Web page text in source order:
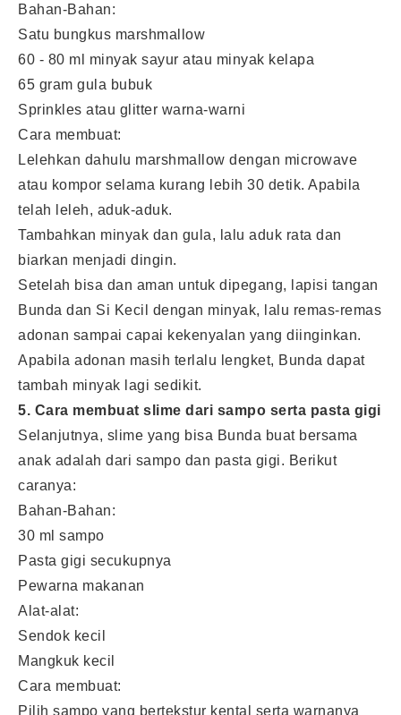
Bahan-Bahan:
Satu bungkus marshmallow
60 - 80 ml minyak sayur atau minyak kelapa
65 gram gula bubuk
Sprinkles atau glitter warna-warni
Cara membuat:
Lelehkan dahulu marshmallow dengan microwave
atau kompor selama kurang lebih 30 detik. Apabila
telah leleh, aduk-aduk.
Tambahkan minyak dan gula, lalu aduk rata dan
biarkan menjadi dingin.
Setelah bisa dan aman untuk dipegang, lapisi tangan
Bunda dan Si Kecil dengan minyak, lalu remas-remas
adonan sampai capai kekenyalan yang diinginkan.
Apabila adonan masih terlalu lengket, Bunda dapat
tambah minyak lagi sedikit.
5. Cara membuat slime dari sampo serta pasta gigi
Selanjutnya, slime yang bisa Bunda buat bersama
anak adalah dari sampo dan pasta gigi. Berikut
caranya:
Bahan-Bahan:
30 ml sampo
Pasta gigi secukupnya
Pewarna makanan
Alat-alat:
Sendok kecil
Mangkuk kecil
Cara membuat:
Pilih sampo yang bertekstur kental serta warnanya